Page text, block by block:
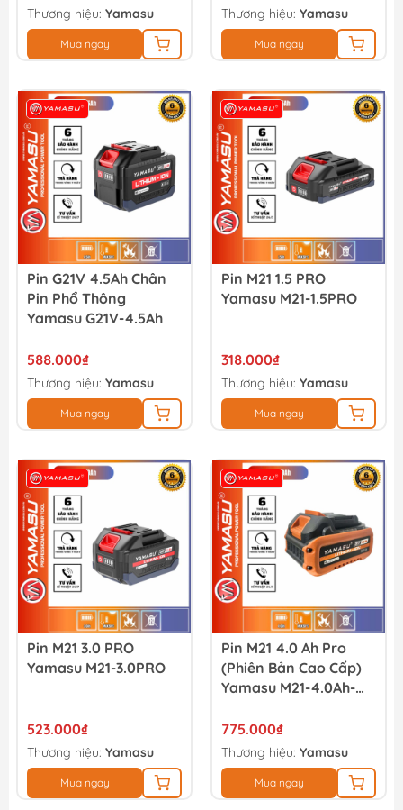
Thương hiệu: Yamasu
Mua ngay
Thương hiệu: Yamasu
Mua ngay
Pin G21V 4.5Ah Chân
Pin Phổ Thông
Yamasu G21V-4.5Ah
588.000₫
Thương hiệu: Yamasu
Mua ngay
Pin M21 1.5 PRO
Yamasu M21-1.5PRO
318.000₫
Thương hiệu: Yamasu
Mua ngay
Pin M21 3.0 PRO
Yamasu M21-3.0PRO
523.000₫
Thương hiệu: Yamasu
Mua ngay
Pin M21 4.0 Ah Pro
(Phiên Bản Cao Cấp)
Yamasu M21-4.0Ah-
775.000₫
Thương hiệu: Yamasu
Mua ngay